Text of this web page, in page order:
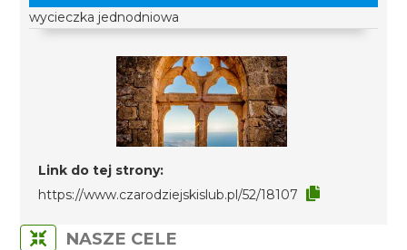
wycieczka jednodniowa
Link do tej strony:
https://www.czarodziejskislub.pl/52/18107
NASZE CELE